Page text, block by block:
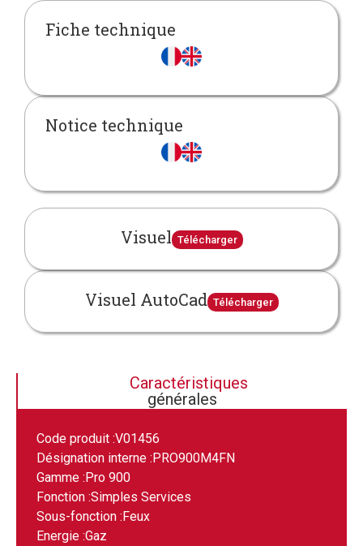
Fiche technique
Notice technique
Visuel Télécharger
Visuel AutoCad Télécharger
Caractéristiques
générales
Code produit :V01456
Désignation interne : PRO900M4FN
Gamme : Pro 900
Fonction :Simples Services
Sous-fonction : Feux
Energie :Gaz